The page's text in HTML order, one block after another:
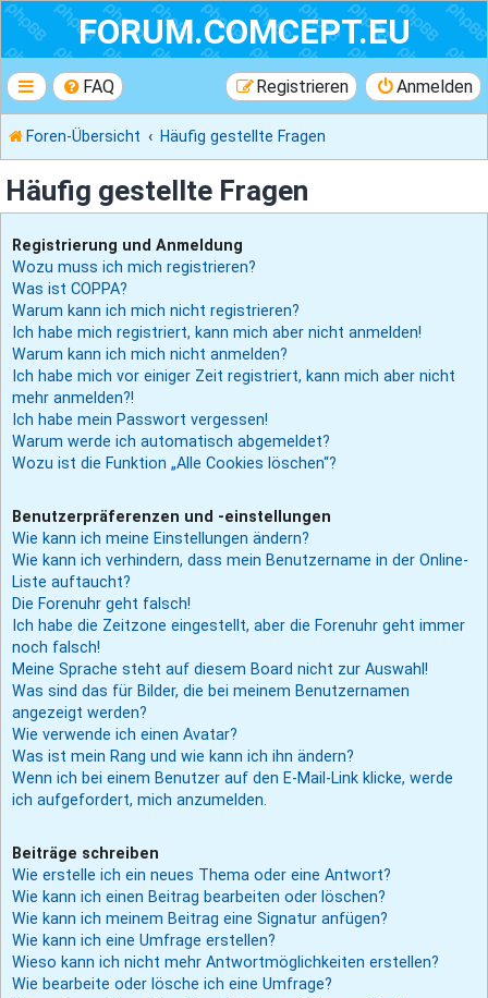
FORUM.COMCEPT.EU
FAQ Anmelden
Registrieren
Foren-Übersicht Häufig gestellte Fragen
Häufig gestellte Fragen
Registrierung und Anmeldung
Wozu muss ich mich registrieren?
Was ist COPPA?
Warum kann ich mich nicht registrieren?
Ich habe mich registriert, kann mich aber nicht anmelden!
Warum kann ich mich nicht anmelden?
Ich habe mich vor einiger Zeit registriert, kann mich aber nicht
mehr anmelden?!
Ich habe mein Passwort vergessen!
Warum werde ich automatisch abgemeldet?
Wozu ist die Funktion „Alle Cookies löschen“?
Benutzerpräferenzen und -einstellungen
Wie kann ich meine Einstellungen ändern?
Wie kann ich verhindern, dass mein Benutzername in der Online-
Liste auftaucht?
Die Forenuhr geht falsch!
Ich habe die Zeitzone eingestellt, aber die Forenuhr geht immer
noch falsch!
Meine Sprache steht auf diesem Board nicht zur Auswahl!
Was sind das für Bilder, die bei meinem Benutzernamen
angezeigt werden?
Wie verwende ich einen Avatar?
Was ist mein Rang und wie kann ich ihn ändern?
Wenn ich bei einem Benutzer auf den E-Mail-Link klicke, werde
ich aufgefordert, mich anzumelden.
Beiträge schreiben
Wie erstelle ich ein neues Thema oder eine Antwort?
Wie kann ich einen Beitrag bearbeiten oder löschen?
Wie kann ich meinem Beitrag eine Signatur anfügen?
Wie kann ich eine Umfrage erstellen?
Wieso kann ich nicht mehr Antwortmöglichkeiten erstellen?
Wie bearbeite oder lösche ich eine Umfrage?